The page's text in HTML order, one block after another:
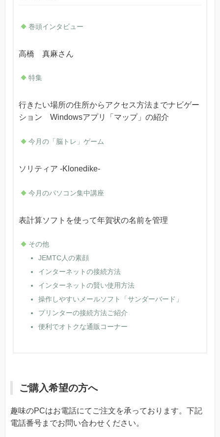
巻頭インタビュー
高橋 真麻さん
特集
行きたい場所の住所からアクセス方法までナビゲー
ション Windowsアプリ「マップ」の紹介
今月の「脳トレ」ゲーム
ソリティア -Klonedike-
今月のパソコン集中講座
表計算ソフトを使って年賀状の名前を管理
その他
JEMTC人の素顔
インターネットの接続方法
インターネットの賢い使用方法
操作しやすいメールソフト「サンダーバード」
プリンターの接続方法ご紹介
便利でオトクな通販コーナー
ご購入希望の方へ
趣味のPCはお電話にてご注文を承っております。下記
電話番号までお問い合わせください。